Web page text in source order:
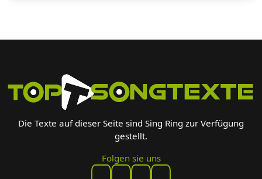
Die Texte auf dieser Seite sind Sing Ring zur Verfügung
gestellt.
Folgen sie uns